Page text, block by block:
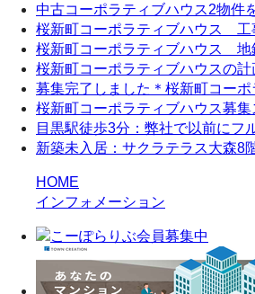
中古コーポラティブハウス2物件
桜新町コーポラティブハウス 工
桜新町コーポラティブハウス 地
桜新町コーポラティブハウスの計
募集完了しました＊桜新町コーポ
桜新町コーポラティブハウス募集
目黒駅徒歩3分：弊社で以前にフ
新築未入居：サクラテラス大森8
HOME
インフォメーション